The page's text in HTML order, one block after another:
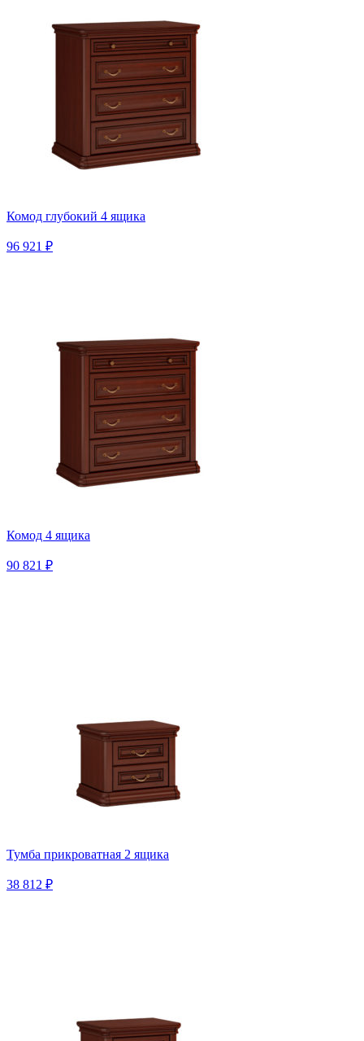
Комод глубокий 4 ящика
96 921 ₽
Комод 4 ящика
90 821 ₽
Тумба прикроватная 2 ящика
38 812 ₽